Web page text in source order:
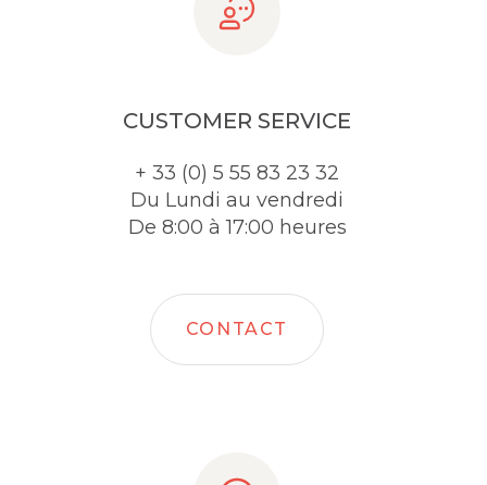
CUSTOMER SERVICE
+ 33 (0) 5 55 83 23 32
Du Lundi au vendredi
De 8:00 à 17:00 heures
CONTACT